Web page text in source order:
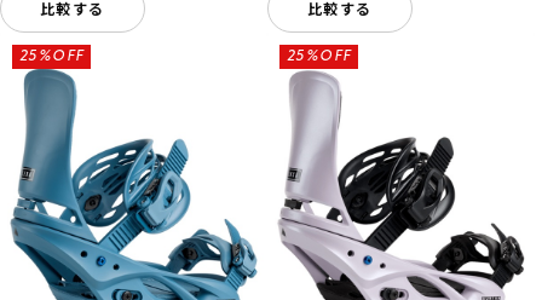
比較する 比較する
25%OFF 25%OFF